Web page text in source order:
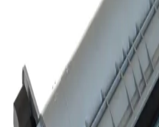
Pluscopy Tam Dolu Toner:
Ekonomik Yazıcı Toneri
Pluscopy tam dolu toner, yüksek baskı
kalitesi sunar. Çevre dostu malzemelerle
çeşitli yazıcı modelleriyle uyumludur ve
sağlar.
Samsung C410W Toner
Renkli Baskı ve Performans